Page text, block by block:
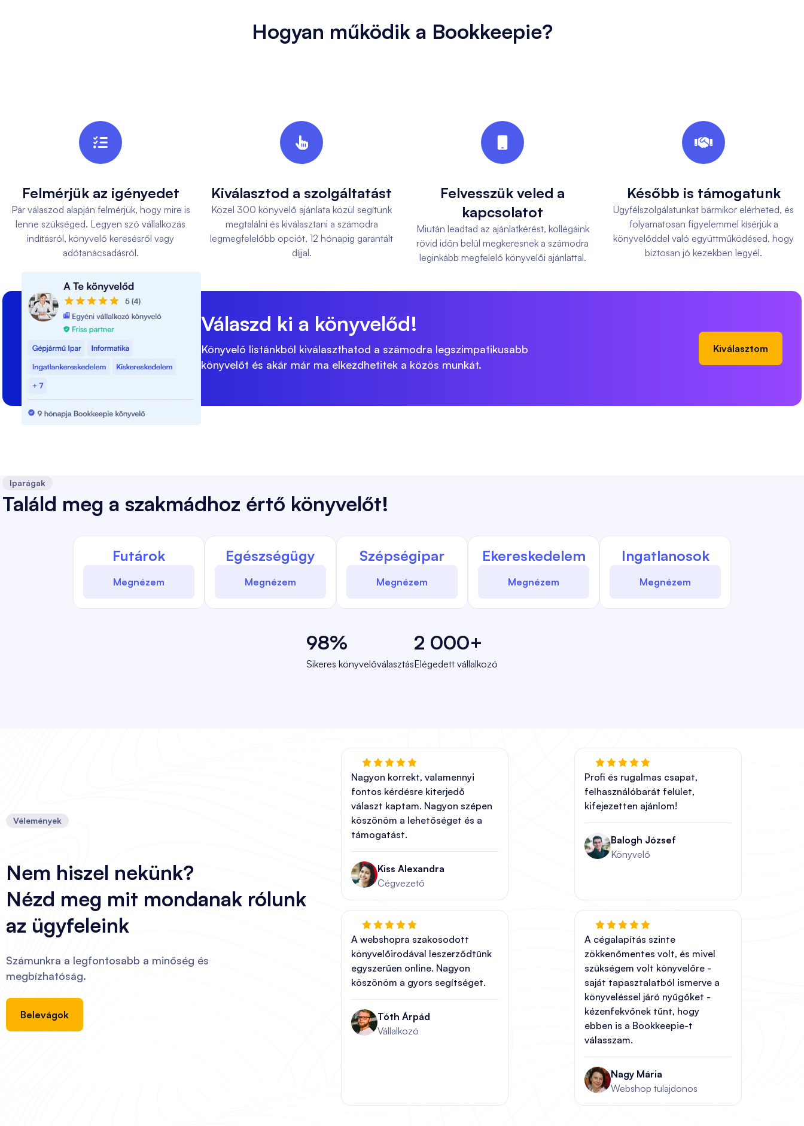
Hogyan működik a Bookkeepie?

Felmérjük az igényedet
Pár válaszod alapján felmérjük, hogy mire is
lenne szükséged. Legyen szó vállalkozás
indításról, könyvelő keresésről vagy
adótanácsadásról.

Kiválasztod a szolgáltatást
Közel 300 könyvelő ajánlata közül segítünk
megtalálni és kiválasztani a számodra
legmegfelelőbb opciót, 12 hónapig garantált
díjjal.
Felvesszük veled a
kapcsolatot
Miután leadtad az ajánlatkérést, kollégáink
rövid időn belül megkeresnek a számodra
leginkább megfelelő könyvelői ajánlattal.

Később is támogatunk
Ügyfélszolgálatunkat bármikor elérheted, és
folyamatosan figyelemmel kísérjük a
könyvelőddel való együttműködésed, hogy
biztosan jó kezekben legyél.
Válaszd ki a könyvelőd!
Könyvelő listánkból kiválaszthatod a számodra legszimpatikusabb
könyvelőt és akár már ma elkezdhetitek a közös munkát.
Kiválasztom
Iparágak
Találd meg a szakmádhoz értő könyvelőt!
Futárok
Megnézem
Egészségügy
Megnézem
Szépségipar
Megnézem
Ekereskedelem
Megnézem
Ingatlanosok
Megnézem
98%
Sikeres könyvelőválasztás
2 000+
Elégedett vállalkozó
Vélemények
Nem hiszel nekünk?
Nézd meg mit mondanak rólunk
az ügyfeleink
Számunkra a legfontosabb a minőség és
megbízhatóság.
Belevágok
Nagyon korrekt, valamennyi
fontos kérdésre kiterjedő
választ kaptam. Nagyon szépen
köszönöm a lehetőséget és a
támogatást.
Kiss Alexandra
Cégvezető
Profi és rugalmas csapat,
felhasználóbarát felület,
kifejezetten ajánlom!
Balogh József
Könyvelő
A webshopra szakosodott
könyvelőirodával leszerződtünk
egyszerűen online. Nagyon
köszönöm a gyors segítséget.
Tóth Árpád
Vállalkozó
A cégalapítás szinte
zökkenőmentes volt, és mivel
szükségem volt könyvelőre -
saját tapasztalatból ismerve a
könyveléssel járó nyűgőket -
kézenfekvőnek tűnt, hogy
ebben is a Bookkeepie-t
válasszam.
Nagy Mária
Webshop tulajdonos